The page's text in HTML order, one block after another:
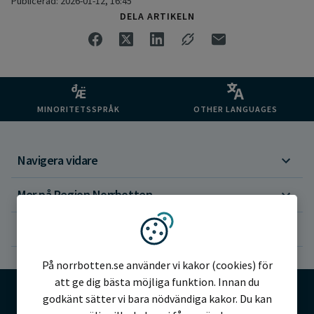
DELA ARTIKELN
MINORITETSSPRÅK OTHER LANGUAGES
Navigera vidare
Mer på Region Norrbotten
Vi använder kakor
På norrbotten.se använder vi kakor (cookies) för
att ge dig bästa möjliga funktion. Innan du
godkänt sätter vi bara nödvändiga kakor. Du kan